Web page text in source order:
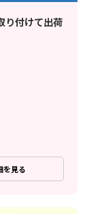
り付けて出荷
を見る